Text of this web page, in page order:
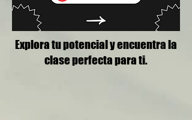
Explora tu potencial y encuentra la
clase perfecta para ti.